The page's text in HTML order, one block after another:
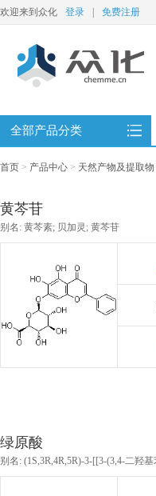
欢迎来到众化 登录 免费注册
全部产品分类
首页 > 产品中心 > 天然产物及提取物
黄芩苷
别名: 黄芩素; 贝加灵; 黄芩苷
绿原酸